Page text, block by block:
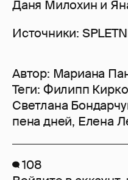
Даня Милохин и
Источники:
Автор: Мариана
Теги: Филипп
Светлана
пена дней, Елена
108